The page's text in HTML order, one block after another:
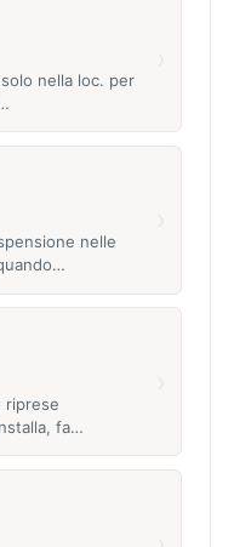
nella loc. per
nelle
riprese
fa…